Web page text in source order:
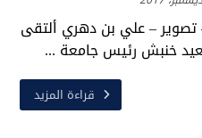
تصوير – علي بن دهري ألتقى
خنبش رئيس جامعة ...
قراءة المزيد